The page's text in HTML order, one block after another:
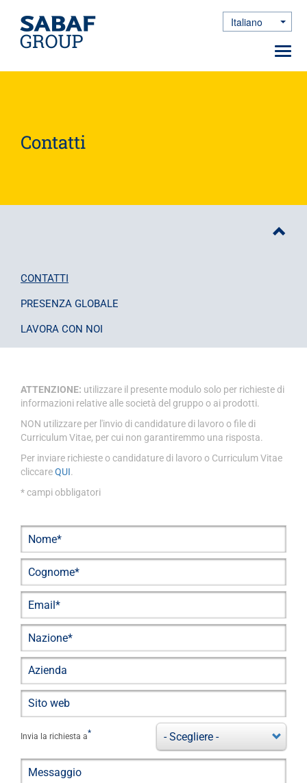
ItalianoToggle
Contatti
CONTATTI
PRESENZA GLOBALE
LAVORA CON NOI
ATTENZIONE: utilizzare il presente modulo solo per richieste di
informazioni relative alle società del gruppo o ai prodotti.
NON utilizzare per l'invio di candidature di lavoro o file di
Curriculum Vitae, per cui non garantiremmo una risposta.
Per inviare richieste o candidature di lavoro o Curriculum Vitae
cliccareQUI.
* campi obbligatori
Nome
Cognome
email
Nazione
Azienda
Sito
web
Invia la richiesta a
Messaggio